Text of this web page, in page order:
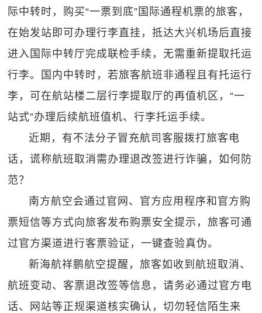
际中转时，购买“一票到底”国际通程机票的旅客，
在始发站即可办理行李直挂，抵达大兴机场后直接
进入国际中转厅完成联检手续，无需重新提取托运
行李。国内中转时，若旅客航班非通程且有托运行
李，可在航站楼二层行李提取厅的再值机区，“一
站式”办理后续航班值机、行李托运手续。
近期，有不法分子冒充航司客服拨打旅客电
话，谎称航班取消需办理退改签进行诈骗，如何防
范？
南方航空会通过官网、官方应用程序和官方购
票短信等方式向旅客发布购票安全提示，旅客可通
过官方渠道进行客票验证，一键查验真伪。
新海航祥鹏航空提醒，旅客如收到航班取消、
航班变动、客票退改签等信息，请务必通过官方电
话、网站等正规渠道核实确认，切勿轻信陌生来